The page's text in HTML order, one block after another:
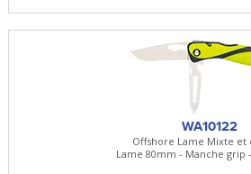
WA10122
Offshore Lame Mixte et
Lame 80mm - Manche grip